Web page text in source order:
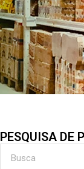
PESQUISA DE